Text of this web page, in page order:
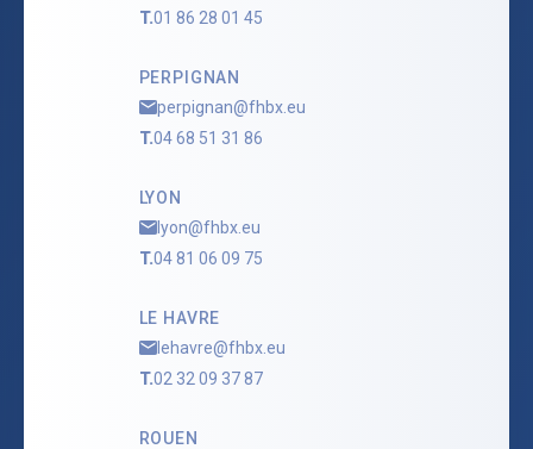
T.01 86 28 01 45
PERPIGNAN
perpignan@fhbx.eu
T.04 68 51 31 86
LYON
lyon@fhbx.eu
T.04 81 06 09 75
LE HAVRE
lehavre@fhbx.eu
T.02 32 09 37 87
ROUEN